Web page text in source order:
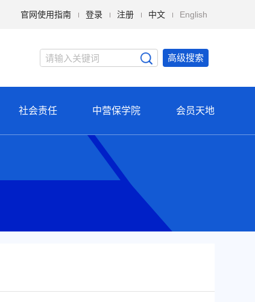
官网使用指南 登录 注册 中文 English
高级搜索
社会责任 中营保学院 会员天地